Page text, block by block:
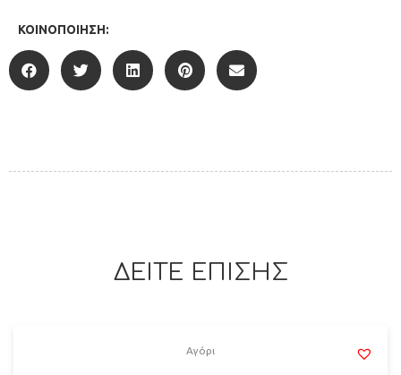
ΚΟΙΝΟΠΟΊΗΣΗ:
ΔΕΙΤΕ ΕΠΙΣΗΣ
Αγόρι